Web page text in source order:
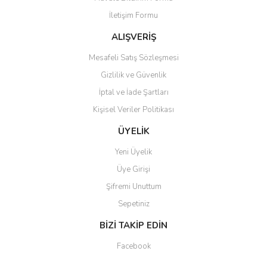
Ürün bilgilerinde hatalar bulunuyor.
Ürün fiyatı diğer sitelerden daha pahalı.
Gönder
İletişim Formu
ALIŞVERİŞ
Mesafeli Satış Sözleşmesi
Gizlilik ve Güvenlik
İptal ve İade Şartları
Kişisel Veriler Politikası
ÜYELİK
Yeni Üyelik
Üye Girişi
Şifremi Unuttum
Sepetiniz
BİZİ TAKİP EDİN
Facebook